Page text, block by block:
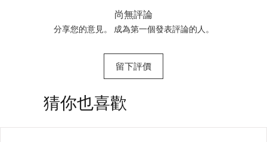
​猜你也喜歡
態。請注意：由於運送限制原因，香水、指甲油、蠟燭、噴霧
產品一旦售出將不予退換。
尚無評論
分享您的意見。 成為第一個發表評論的人。
留下評價